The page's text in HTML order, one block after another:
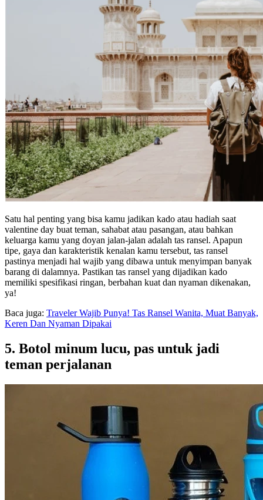
Satu hal penting yang bisa kamu jadikan kado atau hadiah saat
valentine day buat teman, sahabat atau pasangan, atau bahkan
keluarga kamu yang doyan jalan-jalan adalah tas ransel. Apapun
tipe, gaya dan karakteristik kenalan kamu tersebut, tas ransel
pastinya menjadi hal wajib yang dibawa untuk menyimpan banyak
barang di dalamnya. Pastikan tas ransel yang dijadikan kado
memiliki spesifikasi ringan, berbahan kuat dan nyaman dikenakan,
ya!
Baca juga: Traveler Wajib Punya! Tas Ransel Wanita, Muat Banyak,
Keren Dan Nyaman Dipakai
5. Botol minum lucu, pas untuk jadi
teman perjalanan